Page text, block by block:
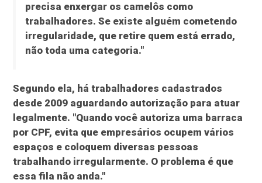
precisa enxergar os camelôs como
trabalhadores. Se existe alguém cometendo
irregularidade, que retire quem está errado,
não toda uma categoria."
Segundo ela, há trabalhadores cadastrados
desde 2009 aguardando autorização para atuar
legalmente. "Quando você autoriza uma barraca
por CPF, evita que empresários ocupem vários
espaços e coloquem diversas pessoas
trabalhando irregularmente. O problema é que
essa fila não anda."